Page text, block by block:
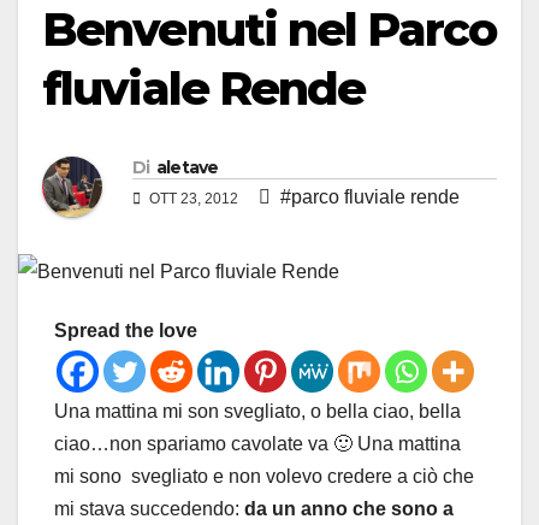
Benvenuti nel Parco
fluviale Rende
Di aletave
OTT 23, 2012 #parco fluviale rende
Spread the love
Una mattina mi son svegliato, o bella ciao, bella
ciao…non spariamo cavolate va 🙂 Una mattina
mi sono svegliato e non volevo credere a ciò che
mi stava succedendo: da un anno che sono a